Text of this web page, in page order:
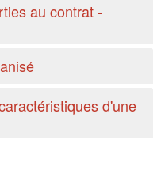
au contrat -
d'une